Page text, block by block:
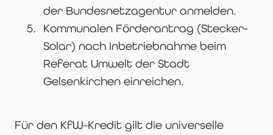
der Bundesnetzagentur anmelden.
Kommunalen Förderantrag (Stecker-
Solar) nach Inbetriebnahme beim
Referat Umwelt der Stadt
Gelsenkirchen einreichen.
Für den KfW-Kredit gilt die universelle